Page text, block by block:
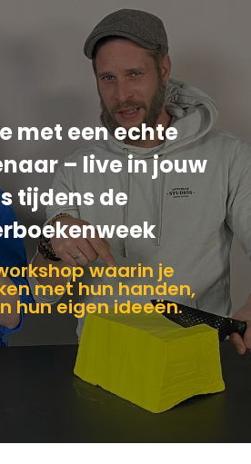
met een echte
– live in jouw
tijdens de
waarin je
met hun handen,
hun eigen ideeën.